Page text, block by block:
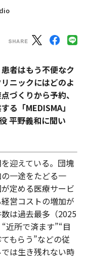
者はもう不便なク
ニックにはどのよ
づくりから予約、
る「MEDISMA」
平野義和に聞い
迎えている。団塊
一途をたどる一
定める医療サービ
営コストの増加が
は過去最多（2025
近所で済ます”“目
もらう”などの従
は生き残れない時